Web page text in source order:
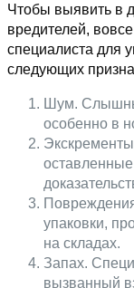
Чтобы выявить в
вредителей,
специалиста для
следующих
Шум. Слышны
особенно в
упаковки,
на складах.
Запах.
вызванный